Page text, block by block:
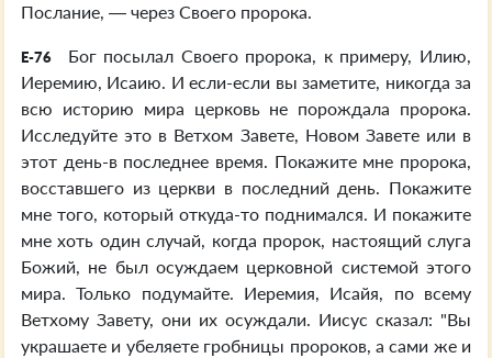
Послание, — через Своего пророка.
E-76
Бог посылал Своего пророка, к примеру, Илию,
Иеремию, Исаию. И если-если вы заметите, никогда за
всю историю мира церковь не порождала пророка.
Исследуйте это в Ветхом Завете, Новом Завете или в
этот день-в последнее время. Покажите мне пророка,
восставшего из церкви в последний день. Покажите
мне того, который откуда-то поднимался. И покажите
мне хоть один случай, когда пророк, настоящий слуга
Божий, не был осуждаем церковной системой этого
мира. Только подумайте. Иеремия, Исайя, по всему
Ветхому Завету, они их осуждали. Иисус сказал: "Вы
украшаете и убеляете гробницы пророков, а сами же и